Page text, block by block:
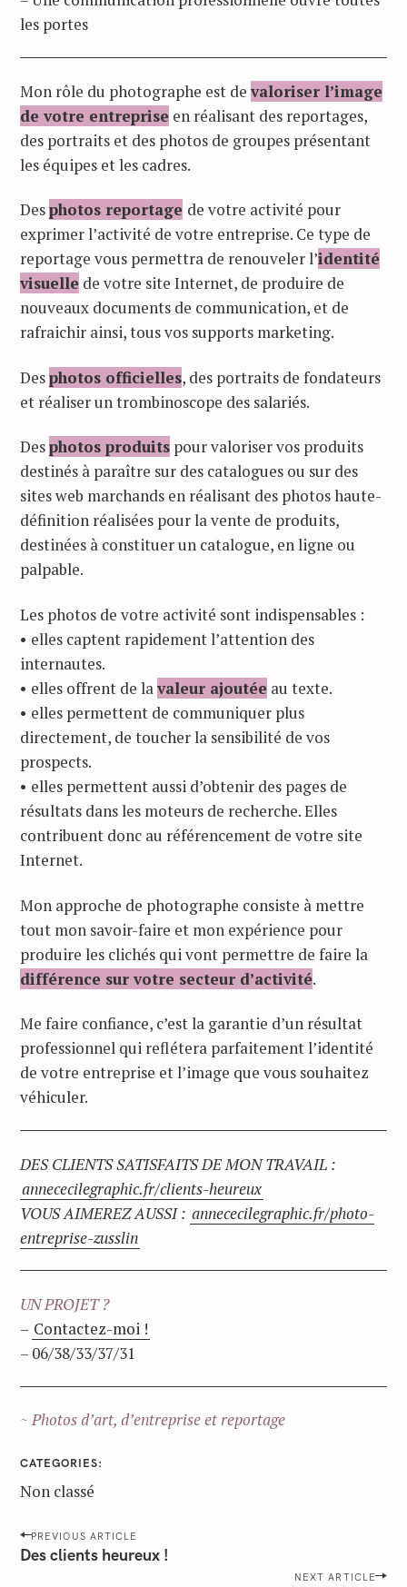
les portes
Mon rôle du photographe est devaloriser l’image
de votre entreprise en réalisant des reportages,
des portraits et des photos de groupes présentant
les équipes et les cadres.
Desphotos reportage de votre activité pour
exprimer l’activité de votre entreprise. Ce type de
reportage vous permettra de renouveler l’identité
visuelle de votre site Internet, de produire de
nouveaux documents de communication, et de
rafraichir ainsi, tous vos supports marketing.
Desphotos officielles, des portraits de fondateurs
et réaliser un trombinoscope des salariés.
Desphotos produits pour valoriser vos produits
destinés à paraître sur des catalogues ou sur des
sites web marchands en réalisant des photos haute-
définition réalisées pour la vente de produits,
destinées à constituer un catalogue, en ligne ou
palpable.
Les photos de votre activité sont indispensables :
• elles captent rapidement l’attention des
internautes.
• elles offrent de lavaleur ajoutée au texte.
• elles permettent de communiquer plus
directement, de toucher la sensibilité de vos
prospects.
• elles permettent aussi d’obtenir des pages de
résultats dans les moteurs de recherche. Elles
contribuent donc au référencement de votre site
Internet.
Mon approche de photographe consiste à mettre
tout mon savoir-faire et mon expérience pour
produire les clichés qui vont permettre de faire la
différence sur votre secteur d’activité.
Me faire confiance, c’est la garantie d’un résultat
professionnel qui reflétera parfaitement l’identité
de votre entreprise et l’image que vous souhaitez
véhiculer.
DES CLIENTS SATISFAITS DE MON TRAVAIL :
annececilegraphic.fr/clients-heureux
VOUS AIMEREZ AUSSI : annececilegraphic.fr/photo-
entreprise-zusslin
UN PROJET ?
– Contactez-moi !
– 06/38/33/37/31
~ Photos d’art, d’entreprise et reportage
CATEGORIES
Non classé
P
o
PREVIOUS ARTICLE
Des clients heureux !
NEXT ARTICLE